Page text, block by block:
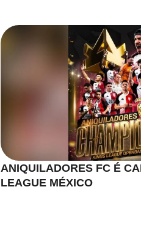
ANIQUILADORES FC É
LEAGUE MÉXICO